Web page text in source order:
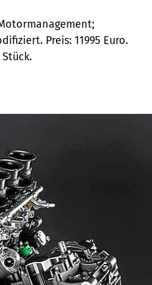
Preis: 11995 Euro.